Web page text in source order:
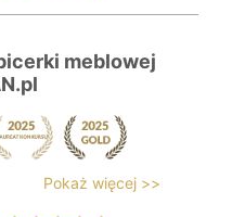
meblowej
Pokaż więcej >>